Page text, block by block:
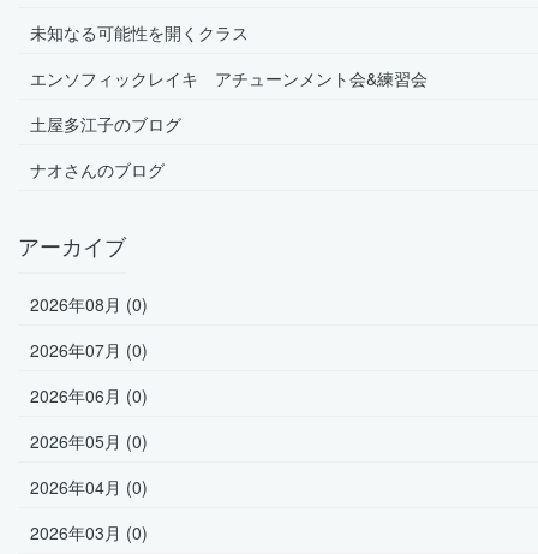
未知なる可能性を開くクラス
エンソフィックレイキ アチューンメント会&練習会
土屋多江子のブログ
ナオさんのブログ
アーカイブ
2026年08月 (0)
2026年07月 (0)
2026年06月 (0)
2026年05月 (0)
2026年04月 (0)
2026年03月 (0)